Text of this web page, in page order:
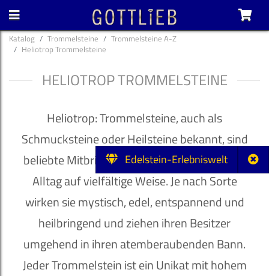
Edelstein-Erlebniswelt
Katalog Trommelsteine
Trommelsteine A-Z
Heliotrop Trommelsteine
HELIOTROP TROMMELSTEINE
Heliotrop: Trommelsteine, auch als
Schmucksteine oder Heilsteine bekannt, sind
beliebte Mitbringsel und bereichern unseren
Alltag auf vielfältige Weise. Je nach Sorte
wirken sie mystisch, edel, entspannend und
heilbringend und ziehen ihren Besitzer
umgehend in ihren atemberaubenden Bann.
Jeder Trommelstein ist ein Unikat mit hohem